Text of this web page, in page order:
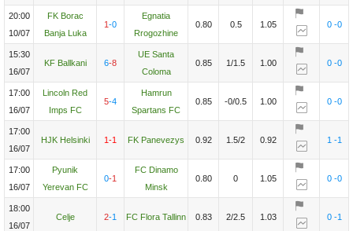
20:00
10/07
FK Borac
Banja Luka
1-0
Egnatia
Rrogozhine
0.80 0.5 1.05 0 -0
15:30
16/07
KF Ballkani 6-8
UE Santa
Coloma
0.85 1/1.5 1.00 0 -0
17:00
16/07
Lincoln Red
Imps FC
5-4
Hamrun
Spartans FC
0.85 -0/0.5 1.00 0 -0
17:00
16/07
HJK Helsinki 1-1 FK Panevezys 0.92 1.5/2 0.92 1 -1
17:00
16/07
Pyunik
Yerevan FC
0-1
FC Dinamo
Minsk
0.80 0 1.05 0 -0
18:00
16/07
Celje 2-1 FC Flora Tallinn 0.83 2/2.5 1.03 0 -1